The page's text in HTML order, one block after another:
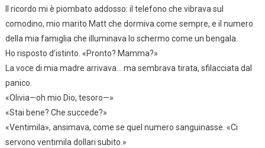
Il ricordo mi è piombato addosso: il telefono che vibrava sul
comodino, mio marito Matt che dormiva come sempre, e il numero
della mia famiglia che illuminava lo schermo come un bengala.
Ho risposto d’istinto. «Pronto? Mamma?»
La voce di mia madre arrivava… ma sembrava tirata, sfilacciata dal
panico.
«Olivia—oh mio Dio, tesoro—»
«Stai bene? Che succede?»
«Ventimila», ansimava, come se quel numero sanguinasse. «Ci
servono ventimila dollari subito.»